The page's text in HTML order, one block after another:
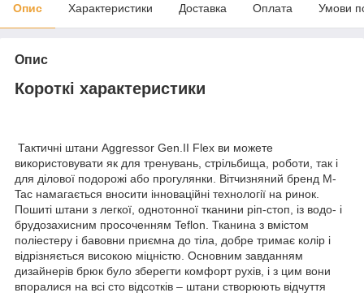
Опис Характеристики Доставка Оплата Умови
Опис
Короткі характеристики
Тактичні штани Aggressor Gen.II Flex ви можете
використовувати як для тренувань, стрільбища, роботи, так і
для ділової подорожі або прогулянки. Вітчизняний бренд M-
Tac намагається вносити інноваційні технології на ринок.
Пошиті штани з легкої, однотонної тканини ріп-стоп, із водо- і
брудозахисним просоченням Teflon. Тканина з вмістом
поліестеру і бавовни приємна до тіла, добре тримає колір і
відрізняється високою міцністю. Основним завданням
дизайнерів брюк було зберегти комфорт рухів, і з цим вони
впоралися на всі сто відсотків – штани створюють відчуття